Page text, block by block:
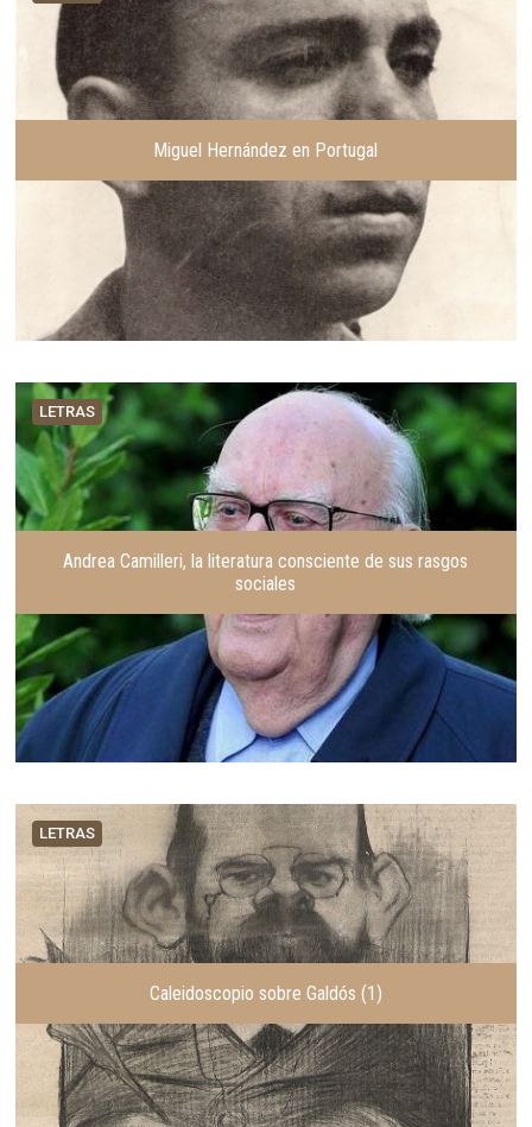
Miguel Hernández en Portugal
LETRAS
Andrea Camilleri, la literatura consciente de sus rasgos
sociales
LETRAS
Caleidoscopio sobre Galdós (1)